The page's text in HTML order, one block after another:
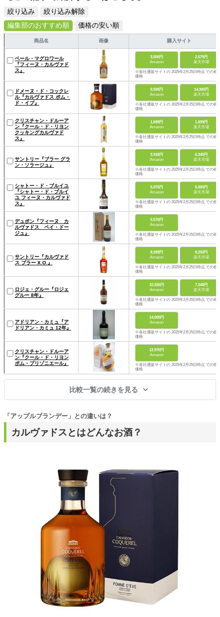
絞り込み
絞り込み解除
編集部のおすすめ順
価格の安い順
商品名 画像 購入サイト
ペール・マグロワール
『フィーヌ・カルヴァド
ス』
3,500円
Amazon
2,579円
楽天市場
※各社通販サイトの 2025年2月25日時点 での税
価格
ドメーヌ・ド・コックレ
ル『カルヴァドス ポム・
ド・イブ』
9,599円
Amazon
14,300円
楽天市場
※各社通販サイトの 2025年2月25日時点 での税
価格
クリスチャン・ドルーア
ン『クール・ド・リヨン
クッキングカルヴァド
ス』
1,699円
Amazon
1,699円
楽天市場
※各社通販サイトの 2025年2月25日時点 での税
価格
サントリー『ブラー グラ
ン・ソラージュ』
3,918円
Amazon
6,345円
楽天市場
※各社通販サイトの 2025年2月25日時点 での税
価格
シャトー・ド・ブルイユ
『シャトー・ド・ブルイ
ユ フィーヌ・カルヴァド
ス』
5,075円
Amazon
5,000円
楽天市場
※各社通販サイトの 2025年2月25日時点 での税
価格
デュポン『フィーヌ カ
ルヴァドス ペイ・ドー
ジュ』
5,570円
Amazon
※各社通販サイトの 2025年2月25日時点 での税
価格
サントリー『カルヴァド
ス ブラー X.O.』
8,399円
Amazon
8,250円
楽天市場
※各社通販サイトの 2025年2月25日時点 での税
価格
ロジェ・グルー『ロジェ
グルー 8年』
10,326円
Amazon
7,348円
楽天市場
※各社通販サイトの 2025年2月25日時点 での税
価格
アドリアン・カミュ『ア
ドリアン・カミュ 12年』
14,000円
Amazon
※各社通販サイトの 2025年2月25日時点 での税
価格
クリスチャン・ドルーア
ン『クール・ド・リヨン
ポム・プリゾニエール』
12,970円
Amazon
※各社通販サイトの 2025年2月25日時点 での税
価格
比較一覧の続きを見る
カルヴァドスとはどんなお酒？
「アップルブランデー」との違いは？